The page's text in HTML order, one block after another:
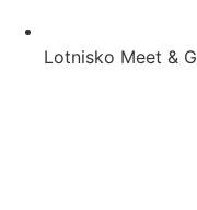
Lotnisko Meet &